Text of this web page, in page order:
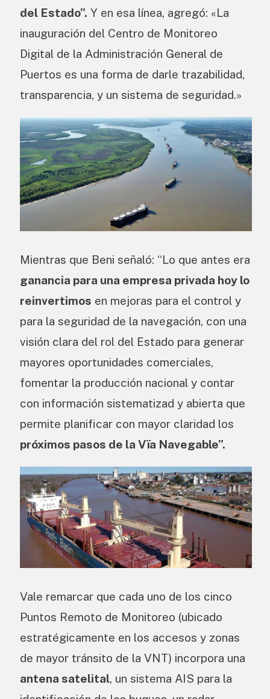
del Estado”. Y en esa línea, agregó: «La
inauguración del Centro de Monitoreo
Digital de la Administración General de
Puertos es una forma de darle trazabilidad,
transparencia, y un sistema de seguridad.»
Mientras que Beni señaló: “Lo que antes era
ganancia para una empresa privada hoy lo
reinvertimos en mejoras para el control y
para la seguridad de la navegación, con una
visión clara del rol del Estado para generar
mayores oportunidades comerciales,
fomentar la producción nacional y contar
con información sistematizad y abierta que
permite planificar con mayor claridad los
próximos pasos de la Vïa Navegable”.
Vale remarcar que cada uno de los cinco
Puntos Remoto de Monitoreo (ubicado
estratégicamente en los accesos y zonas
de mayor tránsito de la VNT) incorpora una
antena satelital, un sistema AIS para la